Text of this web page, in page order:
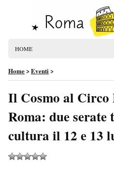
HOME
Home>Eventi>
Il Cosmo al Circo
Roma: due serate
cultura il 12 e 13